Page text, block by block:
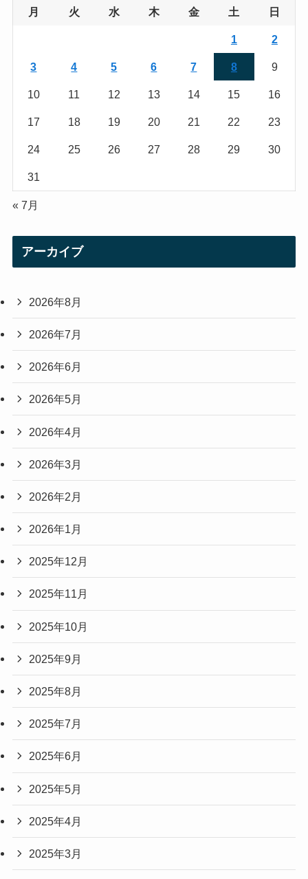
e
月 火 水 木 金 土 日
1 2
3 4 5 6 7 8 9
10 11 12 13 14 15 16
17 18 19 20 21 22 23
24 25 26 27 28 29 30
31
« 7月
アーカイブ
2026年8月
2026年7月
2026年6月
2026年5月
2026年4月
2026年3月
2026年2月
2026年1月
2025年12月
2025年11月
2025年10月
2025年9月
2025年8月
2025年7月
2025年6月
2025年5月
2025年4月
2025年3月